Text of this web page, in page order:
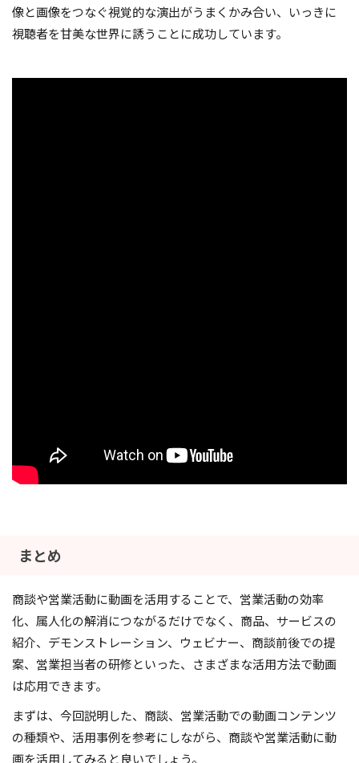
像と画像をつなぐ視覚的な演出がうまくかみ合い、いっきに
視聴者を甘美な世界に誘うことに成功しています。
まとめ
商談や営業活動に動画を活用することで、営業活動の効率
化、属人化の解消につながるだけでなく、商品、サービスの
紹介、デモンストレーション、ウェビナー、商談前後での提
案、営業担当者の研修といった、さまざまな活用方法で動画
は応用できます。
まずは、今回説明した、商談、営業活動での動画コンテンツ
の種類や、活用事例を参考にしながら、商談や営業活動に動
画を活用してみると良いでしょう。